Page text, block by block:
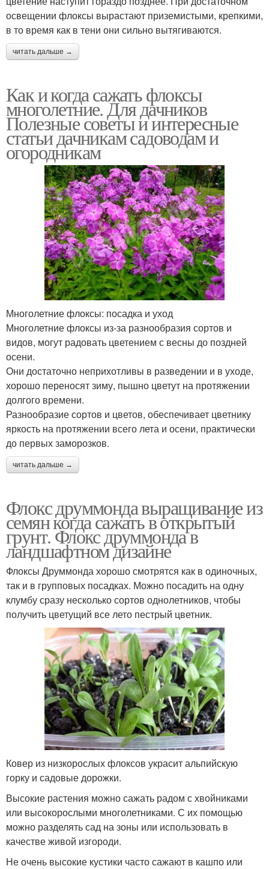
освещении флоксы вырастают приземистыми, крепкими,
в то время как в тени они сильно вытягиваются.
читать дальше →
Как и когда сажать флоксы
многолетние. Для дачников
Полезные советы и интересные
статьи дачникам садоводам и
огородникам
Многолетние флоксы: посадка и уход
Многолетние флоксы из-за разнообразия сортов и
видов, могут радовать цветением с весны до поздней
осени.
Они достаточно неприхотливы в разведении и в уходе,
хорошо переносят зиму, пышно цветут на протяжении
долгого времени.
Разнообразие сортов и цветов, обеспечивает цветнику
яркость на протяжении всего лета и осени, практически
до первых заморозков.
читать дальше →
Флокс друммонда выращивание из
семян когда сажать в открытый
грунт. Флокс друммонда в
ландшафтном дизайне
Флоксы Друммонда хорошо смотрятся как в одиночных,
так и в групповых посадках. Можно посадить на одну
клумбу сразу несколько сортов однолетников, чтобы
получить цветущий все лето пестрый цветник.
Ковер из низкорослых флоксов украсит альпийскую
горку и садовые дорожки.
Высокие растения можно сажать радом с хвойниками
или высокорослыми многолетниками. С их помощью
можно разделять сад на зоны или использовать в
качестве живой изгороди.
Не очень высокие кустики часто сажают в кашпо или